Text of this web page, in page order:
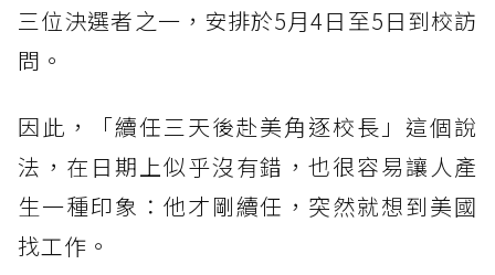
三位決選者之一，安排於5月4日至5日到校訪
問。
因此，「續任三天後赴美角逐校長」這個說
法，在日期上似乎沒有錯，也很容易讓人產
生一種印象：他才剛續任，突然就想到美國
找工作。